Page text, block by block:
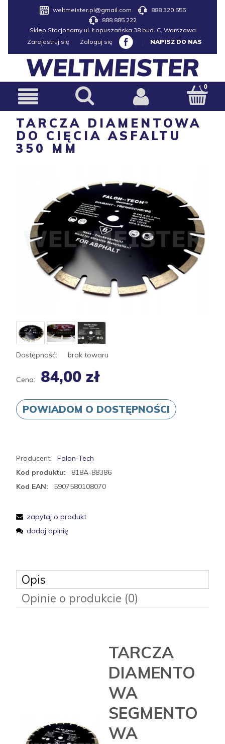
weltmeister.pl@gmail.com
888 320 555
888 885 222
Sklep Stacjonarny ul. Łopuszańska 38 bud. C, Warszawa
Zarejestruj się
Zaloguj się | NAPISZ DO NAS
TARCZA DIAMENTOWA
DO CIĘCIA ASFALTU
350 MM
Dostępność: brak towaru
Cena: 84,00 zł
POWIADOM O DOSTĘPNOŚCI
Producent:
Falon-Tech
Kod produktu:
818A-88386
Kod EAN:
5907580108070
zapytaj o produkt
dodaj opinię
Opis
Opinie o produkcie (0)
TARCZA
DIAMENTO
WA
SEGMENTO
WA